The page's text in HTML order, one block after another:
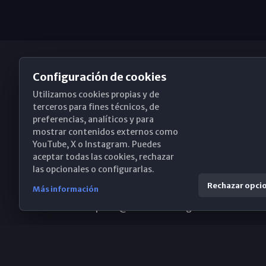
Obispado de Málaga
Santa María, 18-20. 29015 Málaga
(+34) 952 224 386
Configuración de cookies
Utilizamos cookies propias y de
terceros para fines técnicos, de
preferencias, analíticos y para
mostrar contenidos externos como
YouTube, X o Instagram. Puedes
aceptar todas las cookies, rechazar
las opcionales o configurarlas.
Más información Rechazar